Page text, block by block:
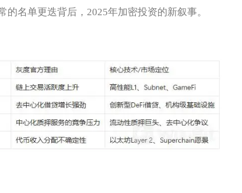
名单更迭背后，2025年加密投资的新叙事。